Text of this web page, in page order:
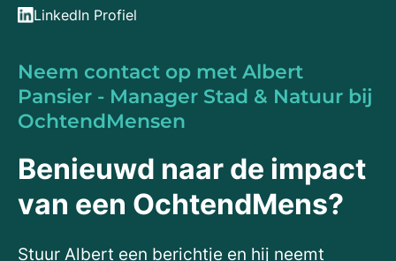
LinkedIn Profiel
Neem contact op met Albert
Pansier - Manager Stad & Natuur bij
OchtendMensen
Benieuwd naar de impact
van een OchtendMens?
Stuur Albert een berichtje en hij neemt